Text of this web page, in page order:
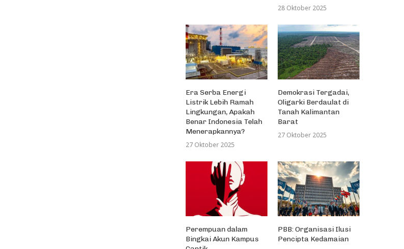
28 Oktober 2025
Era Serba Energi
Listrik Lebih Ramah
Lingkungan, Apakah
Benar Indonesia Telah
Menerapkannya?
27 Oktober 2025
Demokrasi Tergadai,
Oligarki Berdaulat di
Tanah Kalimantan
Barat
27 Oktober 2025
Perempuan dalam
Bingkai Akun Kampus
PBB: Organisasi Ilusi
Pencipta Kedamaian